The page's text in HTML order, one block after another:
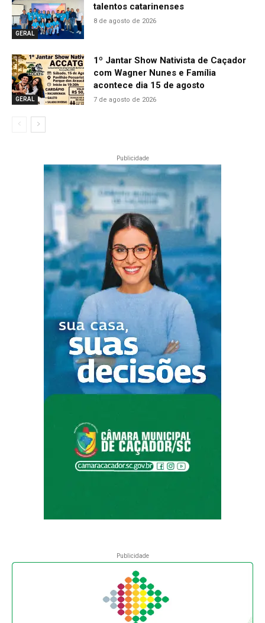
GERAL
talentos catarinenses
8 de agosto de 2026
GERAL
1º Jantar Show Nativista de Caçador
com Wagner Nunes e Família
acontece dia 15 de agosto
7 de agosto de 2026
Publicidade
Publicidade